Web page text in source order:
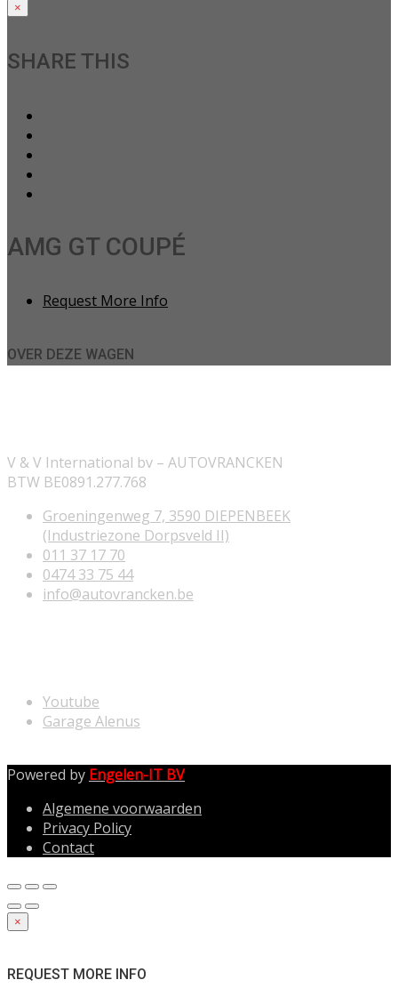
×
SHARE THIS
AMG GT COUPÉ
Request More Info
OVER DEZE WAGEN
V & V International bv – AUTOVRANCKEN
BTW BE0891.277.768
Groeningenweg 7, 3590 DIEPENBEEK
(Industriezone Dorpsveld II)
011 37 17 70
0474 33 75 44
info@autovrancken.be
Youtube
Garage Alenus
Powered by Engelen-IT BV
Algemene voorwaarden
Privacy Policy
Contact
×
REQUEST MORE INFO